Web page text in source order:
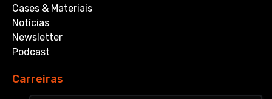
Cases & Materiais
Notícias
Newsletter
Podcast
Carreiras